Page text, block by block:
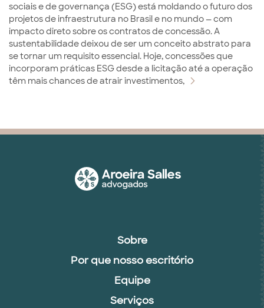
sociais e de governança (ESG) está moldando o futuro dos
projetos de infraestrutura no Brasil e no mundo — com
impacto direto sobre os contratos de concessão. A
sustentabilidade deixou de ser um conceito abstrato para
se tornar um requisito essencial. Hoje, concessões que
incorporam práticas ESG desde a licitação até a operação
têm mais chances de atrair investimentos,
Sobre
Por que nosso escritório
Equipe
Serviços